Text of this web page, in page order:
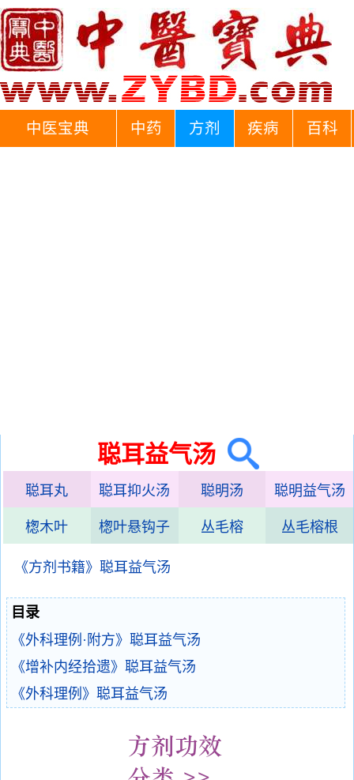
中医宝典 中药 方剂 疾病 百科
聪耳益气汤
聪耳丸 聪耳抑火汤 聪明汤 聪明益气汤
楤木叶 楤叶悬钩子 丛毛榕 丛毛榕根
《方剂书籍》聪耳益气汤
目录
《外科理例·附方》聪耳益气汤
《增补内经拾遗》聪耳益气汤
《外科理例》聪耳益气汤